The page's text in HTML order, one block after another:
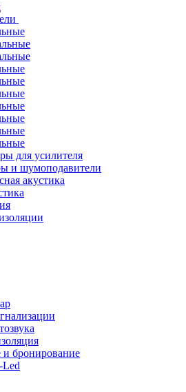
для усилителя
и шумоподавители
акустика
бронирование
Led